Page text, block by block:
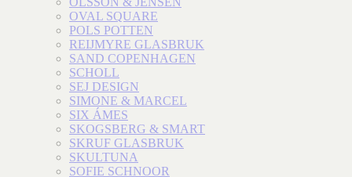
OVAL SQUARE
POLS POTTEN
REIJMYRE GLASBRUK
SAND COPENHAGEN
SCHOLL
SEJ DESIGN
SIMONE & MARCEL
SIX ÁMES
SKOGSBERG & SMART
SKRUF GLASBRUK
SKULTUNA
SOFIE SCHNOOR